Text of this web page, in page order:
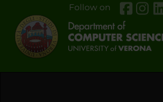
Follow on